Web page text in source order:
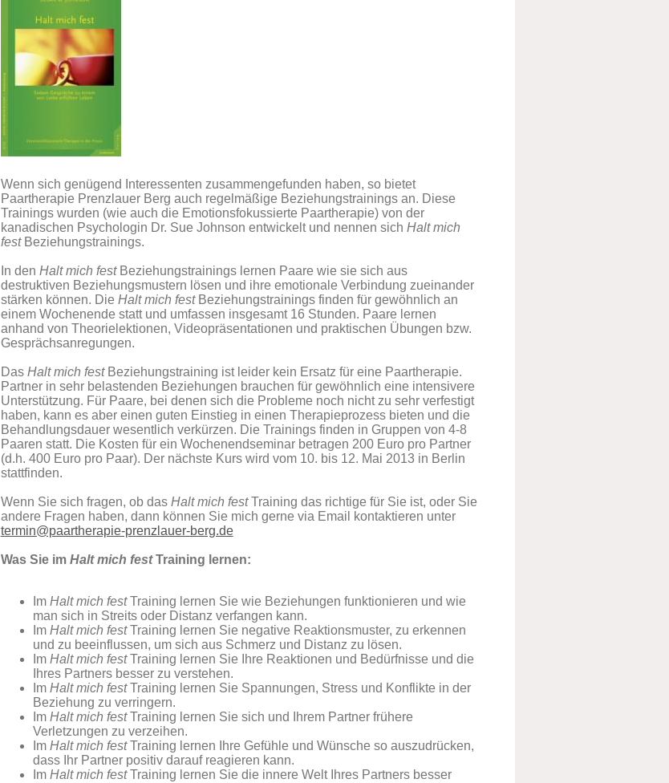
Wenn sich genügend Interessenten zusammengefunden haben, so bietet
Paartherapie Prenzlauer Berg auch regelmäßige Beziehungstrainings an. Diese
Trainings wurden (wie auch die Emotionsfokussierte Paartherapie) von der
kanadischen Psychologin Dr. Sue Johnson entwickelt und nennen sich Halt mich
fest Beziehungstrainings.
In den Halt mich festBeziehungstrainings lernen Paare wie sie sich aus
destruktiven Beziehungsmustern lösen und ihre emotionale Verbindung zueinander
stärken können. Die Halt mich festBeziehungstrainings finden für gewöhnlich an
einem Wochenende statt und umfassen insgesamt 16 Stunden. Paare lernen
anhand von Theorielektionen, Videopräsentationen und praktischen Übungen bzw.
Gesprächsanregungen.
Das Halt mich fest Beziehungstraining ist leider kein Ersatz für eine Paartherapie.
Partner in sehr belastenden Beziehungen brauchen für gewöhnlich eine intensivere
Unterstützung. Für Paare, bei denen sich die Probleme noch nicht zu sehr verfestigt
haben, kann es aber einen guten Einstieg in einen Therapieprozess bieten und die
Behandlungsdauer wesentlich verkürzen. Die Trainings finden in Gruppen von 4-8
Paaren statt. Die Kosten für ein Wochenendseminar betragen 200 Euro pro Partner
(d.h. 400 Euro pro Paar). Der nächste Kurs wird vom 10. bis 12. Mai 2013 in Berlin
stattfinden.
Wenn Sie sich fragen, ob das Halt mich festTraining das richtige für Sie ist, oder Sie
andere Fragen haben, dann können Sie mich gerne via Email kontaktieren unter
termin@paartherapie-prenzlauer-berg.de
Was Sie im Halt mich festTraining lernen:
Im Halt mich festTraining lernen Sie wie Beziehungen funktionieren und wie
man sich in Streits oder Distanz verfangen kann.
Im Halt mich festTraining lernen Sie negative Reaktionsmuster, zu erkennen
und zu beeinflussen, um sich aus Schmerz und Distanz zu lösen.
Im Halt mich festTraining lernen Sie Ihre Reaktionen und Bedürfnisse und die
Ihres Partners besser zu verstehen.
Im Halt mich festTraining lernen Sie Spannungen, Stress und Konflikte in der
Beziehung zu verringern.
Im Halt mich festTraining lernen Sie sich und Ihrem Partner frühere
Verletzungen zu verzeihen.
Im Halt mich festTraining lernen Ihre Gefühle und Wünsche so auszudrücken,
dass Ihr Partner positiv darauf reagieren kann.
Im Halt mich festTraining lernen Sie die innere Welt Ihres Partners besser